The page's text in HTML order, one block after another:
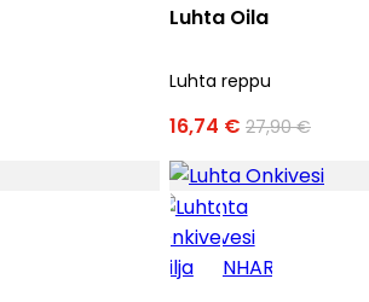
Luhta Oila
Luhta reppu
16,74 € 27,90 €